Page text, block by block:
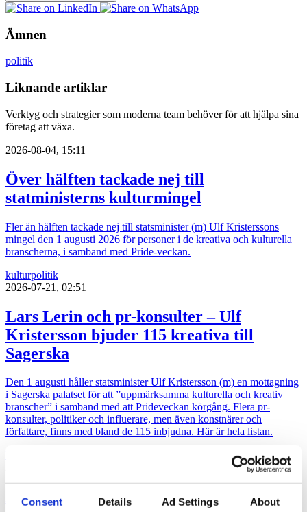
Consent Details Ad Settings About
Ämnen
politik
Liknande artiklar
Verktyg och strategier som moderna team behöver för att hjälpa sina
företag att växa.
2026-08-04, 15:11
Över hälften tackade nej till
statministerns kulturmingel
Fler än hälften tackade nej till statsminister (m) Ulf Kristerssons
mingel den 1 augusti 2026 för personer i de kreativa och kulturella
branscherna, i samband med Pride-veckan.
kulturpolitik
2026-07-21, 02:51
Lars Lerin och pr-konsulter – Ulf
Kristersson bjuder 115 kreativa till
Sagerska
Den 1 augusti håller statsminister Ulf Kristersson (m) en mottagning
i Sagerska palatset för att ”uppmärksamma kulturella och kreativ
branscher” i samband med att Prideveckan körgång. Flera pr-
konsulter, politiker och influerare, men även konstnärer och
författare, finns med bland de 115 inbjudna. Här är hela listan.
Politiker pratar på Way out West